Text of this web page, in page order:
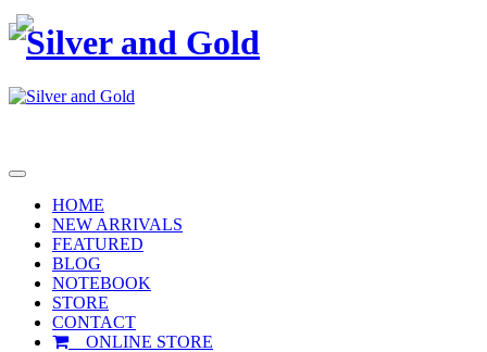
toggle
navigation
HOME
NEW ARRIVALS
FEATURED
BLOG
NOTEBOOK
STORE
CONTACT
ONLINE STORE